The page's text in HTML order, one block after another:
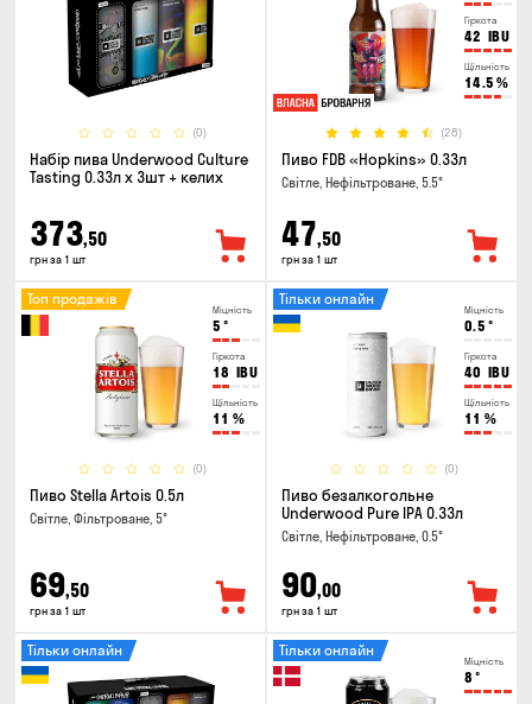
(0)
Набір пива Underwood Culture
Tasting 0.33л x 3шт + келих
373,50
грн за 1 шт
Гіркота
42 IBU
Щільність
14.5 %
(28)
Пиво FDB «Hopkins» 0.33л
Світле, Нефільтроване, 5.5°
47,50
грн за 1 шт
Міцність
5 °
Гіркота
18 IBU
Щільність
11 %
(0)
Топ продажів
Пиво Stella Artois 0.5л
Світле, Фільтроване, 5°
69,50
грн за 1 шт
Міцність
0.5 °
Гіркота
40 IBU
Щільність
11 %
(0)
Тільки онлайн
Пиво безалкогольне
Underwood Pure IPA 0.33л
Світле, Нефільтроване, 0.5°
90,00
грн за 1 шт
Тільки онлайн
Міцність
8 °
Тільки онлайн